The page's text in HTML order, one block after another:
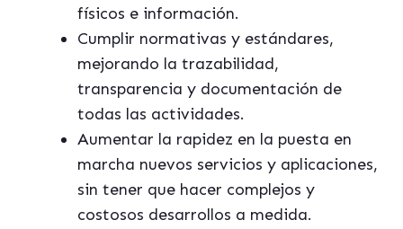
físicos e información.
Cumplir normativas y estándares,
mejorando la trazabilidad,
transparencia y documentación de
todas las actividades.
Aumentar la rapidez en la puesta en
marcha nuevos servicios y aplicaciones,
sin tener que hacer complejos y
costosos desarrollos a medida.